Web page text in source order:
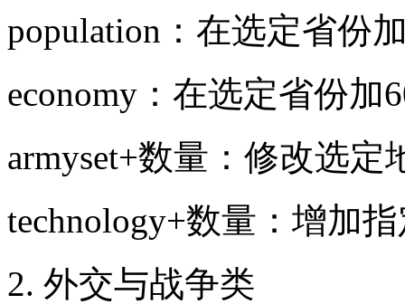
population：在选定省份
economy：在选定省份加
armyset+数量：修改选
technology+数量：增加
2. 外交与战争类